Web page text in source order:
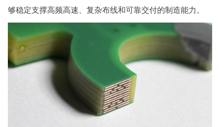
够稳定支撑高频高速、复杂布线和可靠交付的制造能力。